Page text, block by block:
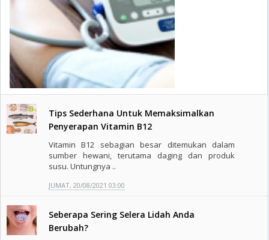
Tips Sederhana Untuk Memaksimalkan
Penyerapan Vitamin B12
Vitamin B12 sebagian besar ditemukan dalam
sumber hewani, terutama daging dan produk
susu. Untungnya ..
JUMAT, 20/08/2021 03:00
Seberapa Sering Selera Lidah Anda
Berubah?